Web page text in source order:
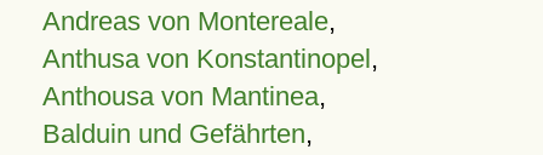
Andreas von Montereale,
Anthusa von Konstantinopel,
Anthousa von Mantinea,
Balduin und Gefährten,